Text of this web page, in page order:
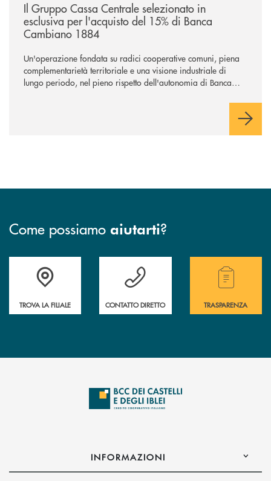
Il Gruppo Cassa Centrale selezionato in
esclusiva per l'acquisto del 15% di Banca
Cambiano 1884
Un'operazione fondata su radici cooperative comuni, piena
complementarietà territoriale e una visione industriale di
lungo periodo, nel pieno rispetto dell'autonomia di Banca
negoziazione esclusiva per la finalizzazione dell’operazione.
Come possiamo aiutarti?
Accedi all' elenco completo delle filiali .
TROVA LA FILIALE
Hai bisogno di assistenza immediata?
CONTATTO DIRETTO
Hai bisogno di
TRASPARENZA
INFORMAZIONI